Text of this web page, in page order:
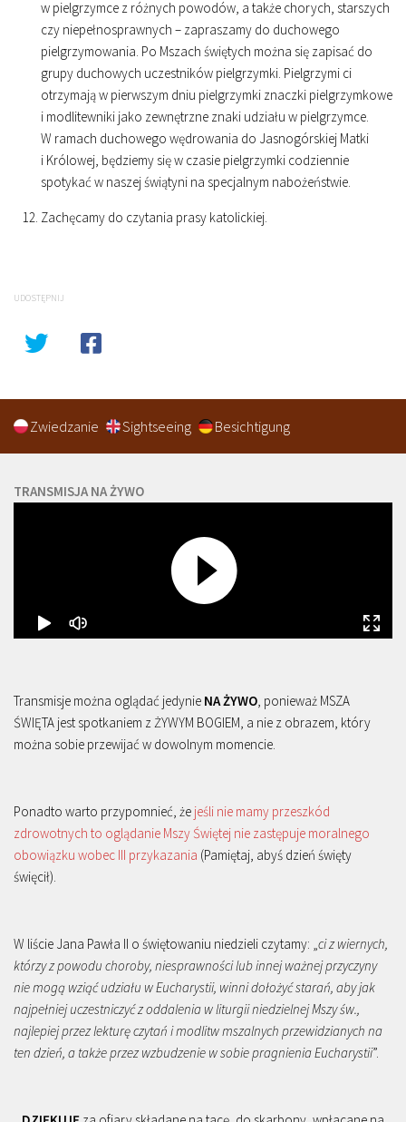
w pielgrzymce z różnych powodów, a także chorych, starszych
czy niepełnosprawnych – zapraszamy do duchowego
pielgrzymowania. Po Mszach świętych można się zapisać do
grupy duchowych uczestników pielgrzymki. Pielgrzymi ci
otrzymają w pierwszym dniu pielgrzymki znaczki pielgrzymkowe
i modlitewniki jako zewnętrzne znaki udziału w pielgrzymce.
W ramach duchowego wędrowania do Jasnogórskiej Matki
i Królowej, będziemy się w czasie pielgrzymki codziennie
spotykać w naszej świątyni na specjalnym nabożeństwie.
Zachęcamy do czytania prasy katolickiej.
UDOSTĘPNIJ
Zwiedzanie Sightseeing Besichtigung
TRANSMISJA NA ŻYWO
Transmisje można oglądać jedynie NA ŻYWO, ponieważ MSZA
ŚWIĘTA jest spotkaniem z ŻYWYM BOGIEM, a nie z obrazem, który
można sobie przewijać w dowolnym momencie.
Ponadto warto przypomnieć, że jeśli nie mamy przeszkód
zdrowotnych to oglądanie Mszy Świętej nie zastępuje moralnego
obowiązku wobec III przykazania (Pamiętaj, abyś dzień święty
święcił).
W liście Jana Pawła II o świętowaniu niedzieli czytamy: „ci z wiernych,
którzy z powodu choroby, niesprawności lub innej ważnej przyczyny
nie mogą wziąć udziału w Eucharystii, winni dołożyć starań, aby jak
najpełniej uczestniczyć z oddalenia w liturgii niedzielnej Mszy św.,
najlepiej przez lekturę czytań i modlitw mszalnych przewidzianych na
ten dzień, a także przez wzbudzenie w sobie pragnienia Eucharystii”.